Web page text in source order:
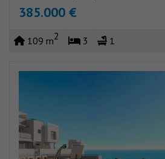
385.000 €
109 m2 3 1